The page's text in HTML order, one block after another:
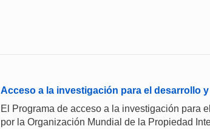
Acceso a la investigación para el desarrollo y
El Programa de acceso a la investigación para
por la Organización Mundial de la Propiedad